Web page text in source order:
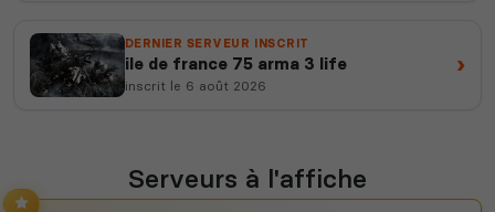
DERNIER SERVEUR INSCRIT
ile de france 75 arma 3 life
inscrit le 6 août 2026
›
Serveurs à l'affiche